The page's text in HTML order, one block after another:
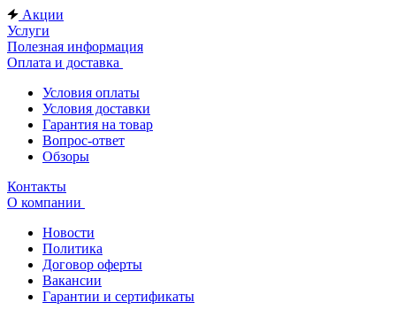
Акции
Услуги
Полезная информация
Оплата и доставка
Условия оплаты
Условия доставки
Гарантия на товар
Вопрос-ответ
Обзоры
Контакты
О компании
Новости
Политика
Договор оферты
Вакансии
Гарантии и сертификаты